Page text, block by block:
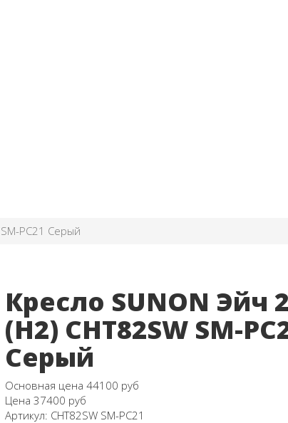
PC21 Серый
Кресло SUNON Эйч 2
(H2) CHT82SW SM-
Серый
Основная цена44100 руб
Цена37400 руб
Артикул: CHT82SW SM-PC21